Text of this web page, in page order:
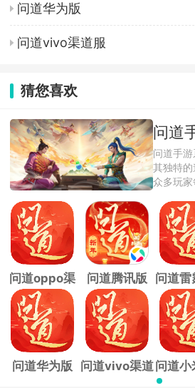
问道华为版
问道vivo渠道服
猜您喜欢
问道手
其独特
众多玩
问道oppo渠
道服
问道腾讯版
问道雷
版
问道华为版
问道vivo渠道问道小